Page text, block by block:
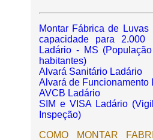
Montar Fábrica de Luvas
capacidade para 2.000
Ladário - MS
habitantes)
Alvará Sanitário Ladário
Alvará de Funcionamento
AVCB Ladário
SIM e VISA Ladário
Inspeção)
COMO MONTAR